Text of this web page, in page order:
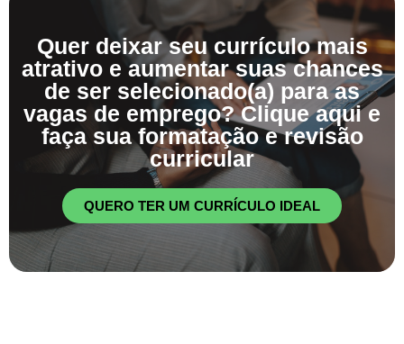
Quer deixar seu currículo mais
atrativo e aumentar suas chances
de ser selecionado(a) para as
vagas de emprego? Clique aqui e
faça sua formatação e revisão
curricular
QUERO TER UM CURRÍCULO IDEAL